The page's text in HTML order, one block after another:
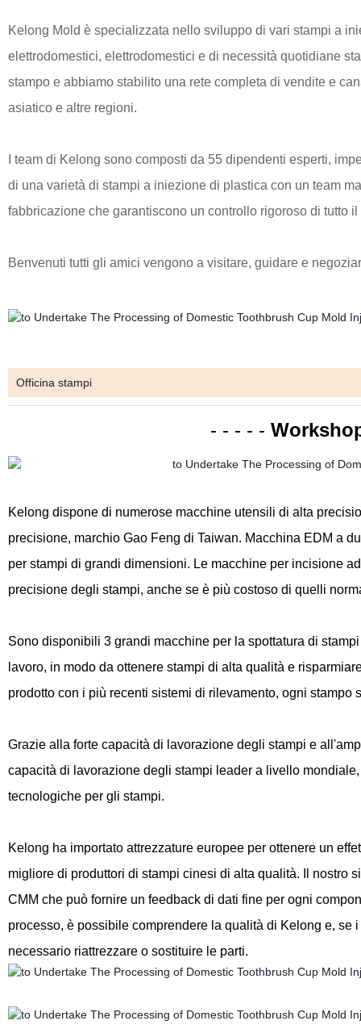
Kelong Mold è specializzata nello sviluppo di vari stampi a
elettrodomestici, elettrodomestici e di necessità quotidiane
stampo e abbiamo stabilito una rete completa di vendite e
asiatico e altre regioni.
I team di Kelong sono composti da 55 dipendenti esperti,
di una varietà di stampi a iniezione di plastica con un team
fabbricazione che garantiscono un controllo rigoroso di tutto
Benvenuti tutti gli amici vengono a visitare, guidare e
Officina stampi
- - - - -
Kelong dispone di numerose macchine utensili di alta
precisione, marchio Gao Feng di Taiwan. Macchina EDM a
per stampi di grandi dimensioni. Le macchine per incisione
precisione degli stampi, anche se è più costoso di quelli
Sono disponibili 3 grandi macchine per la spottatura di
lavoro, in modo da ottenere stampi di alta qualità e
prodotto con i più recenti sistemi di rilevamento, ogni
Grazie alla forte capacità di lavorazione degli stampi e
capacità di lavorazione degli stampi leader a livello
tecnologiche per gli stampi.
Kelong ha importato attrezzature europee per ottenere un
migliore di produttori di stampi cinesi di alta qualità. Il nostro
CMM che può fornire un feedback di dati fine per ogni
processo, è possibile comprendere la qualità di Kelong e,
necessario riattrezzare o sostituire le parti.